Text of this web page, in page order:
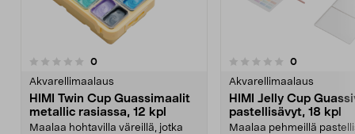
0arvostelut
Akvarellimaalaus
HIMI Twin Cup Guassimaalit
metallic rasiassa, 12 kpl
Maalaa hohtavilla väreillä, jotka
0.0 viidestä
0arvostelut
Akvarellimaalaus
HIMI Jelly Cup
pastellisävyt, 18 kpl
Maalaa pehmeillä
0.0 viidestä